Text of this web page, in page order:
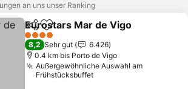
an uns unser Ranking
TeilenZu Favoriten hinzufügen
Eurostars Mar de Vigo
4 Sterne
8,2 Sehr gut
6.426
0.4 km bis Porto de Vigo
Außergewöhnliche Auswahl am
Frühstücksbuffet